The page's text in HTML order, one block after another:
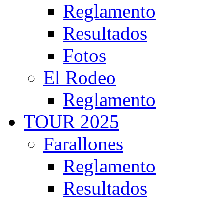
Reglamento
Resultados
Fotos
El Rodeo
Reglamento
TOUR 2025
Farallones
Reglamento
Resultados